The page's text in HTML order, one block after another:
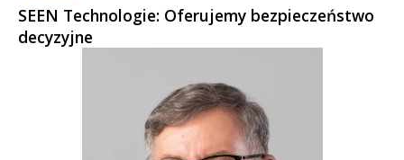
SEEN Technologie: Oferujemy bezpieczeństwo
decyzyjne